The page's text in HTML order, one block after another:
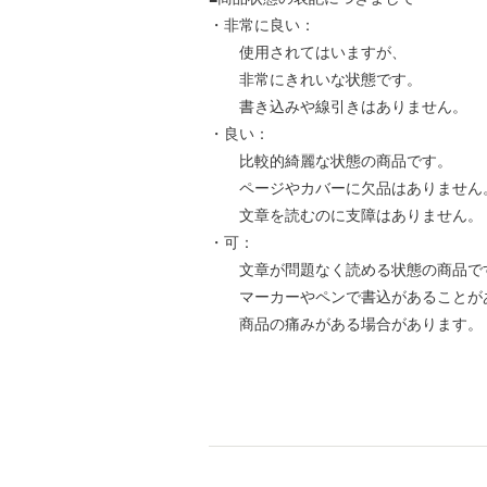
・非常に良い：
使用されてはいますが、
非常にきれいな状態です。
書き込みや線引きはありません。
・良い：
比較的綺麗な状態の商品です。
ページやカバーに欠品はありません
文章を読むのに支障はありません。
・可：
文章が問題なく読める状態の商品で
マーカーやペンで書込があることが
商品の痛みがある場合があります。